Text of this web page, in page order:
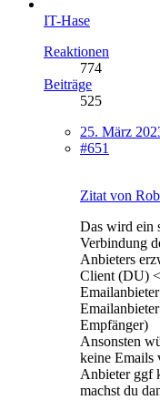
IT-Hase
Reaktionen
774
Beiträge
525
25. März
#651
Zitat von
Das wird ein
Verbindung
Anbieters
Client (DU)
Empfänger)
Ansonsten
keine Emails
Anbieter ggf
machst du